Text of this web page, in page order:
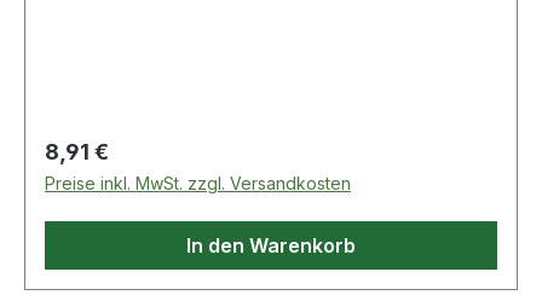
Regulärer Preis:
8,91 €
Preise inkl. MwSt. zzgl. Versandkosten
In den Warenkorb